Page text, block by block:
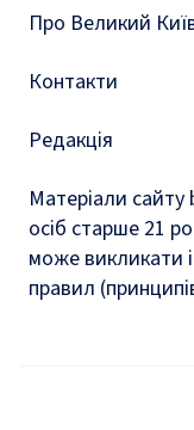
Про Великий
Контакти
Редакція
Матеріали сайту
осіб старше 21
може викликати
правил